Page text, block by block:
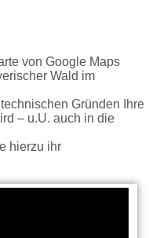
von Google Maps
Wald im
Gründen Ihre
– u.U. auch in die
hierzu ihr